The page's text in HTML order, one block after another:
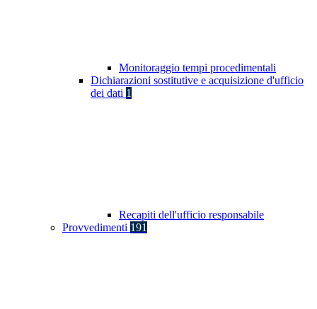
Monitoraggio tempi procedimentali
Dichiarazioni sostitutive e acquisizione d'ufficio
dei dati 1
Recapiti dell'ufficio responsabile
Provvedimenti 191